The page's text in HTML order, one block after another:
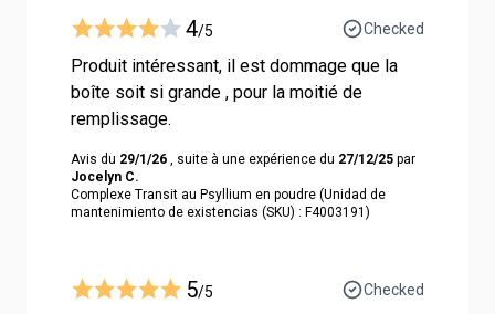
4/5 Checked
Produit intéressant, il est dommage que la
boîte soit si grande , pour la moitié de
remplissage.
Avis du 29/1/26 , suite à une expérience du 27/12/25 par
Jocelyn C.
Complexe Transit au Psyllium en poudre (Unidad de
mantenimiento de existencias (SKU) : F4003191)
5/5 Checked